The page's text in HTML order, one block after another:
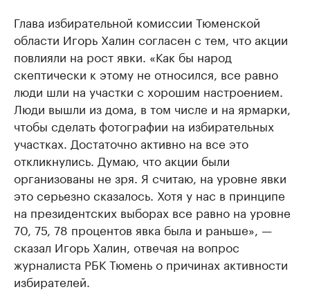
Глава избирательной комиссии Тюменской
области Игорь Халин согласен с тем, что акции
повлияли на рост явки. «Как бы народ
скептически к этому не относился, все равно
люди шли на участки с хорошим настроением.
Люди вышли из дома, в том числе и на ярмарки,
чтобы сделать фотографии на избирательных
участках. Достаточно активно на все это
откликнулись. Думаю, что акции были
организованы не зря. Я считаю, на уровне явки
это серьезно сказалось. Хотя у нас в принципе
на президентских выборах все равно на уровне
70, 75, 78 процентов явка была и раньше», —
сказал Игорь Халин, отвечая на вопрос
журналиста РБК Тюмень о причинах активности
избирателей.